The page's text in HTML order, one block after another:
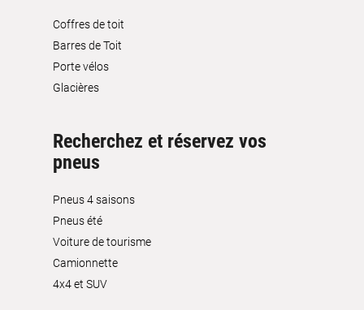
Coffres de toit
Barres de Toit
Porte vélos
Glacières
Recherchez et réservez vos
pneus
Pneus 4 saisons
Pneus été
Voiture de tourisme
Camionnette
4x4 et SUV